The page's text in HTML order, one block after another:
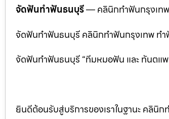
จัดฟันทำฟันธนบุรี— คลินิกทำฟันกรุงเท
จัดฟันทำฟันธนบุรี คลินิกทำฟันกรุงเทพ ท
จัดฟันทำฟันธนบุรี “ทีมหมอฟัน และ ทันตแ
ยินดีต้อนรับสู่บริการของเราในฐานะ คลิ